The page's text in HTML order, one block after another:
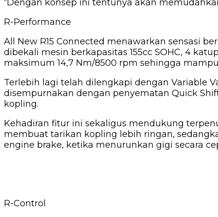
“Dengan konsep ini tentunya akan
R-Performance
All New R15 Connected menawarkan sensasi
dibekali mesin berkapasitas 155cc SOHC, 4
maksimum 14,7 Nm/8500 rpm sehingga
Terlebih lagi telah dilengkapi dengan Variable
disempurnakan dengan penyematan Quick
kopling.
Kehadiran fitur ini sekaligus mendukung
membuat tarikan kopling lebih ringan,
engine brake, ketika menurunkan gigi secara
R-Control